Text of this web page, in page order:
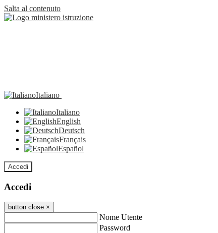
Salta al contenuto
Italiano
Italiano
English
Deutsch
Français
Español
Accedi
Accedi
button close ×
Nome Utente
Password